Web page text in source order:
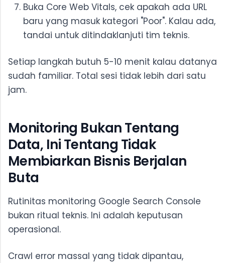
Buka Core Web Vitals, cek apakah ada URL
baru yang masuk kategori "Poor". Kalau ada,
tandai untuk ditindaklanjuti tim teknis.
Setiap langkah butuh 5-10 menit kalau datanya
sudah familiar. Total sesi tidak lebih dari satu
jam.
Monitoring Bukan Tentang
Data, Ini Tentang Tidak
Membiarkan Bisnis Berjalan
Buta
Rutinitas monitoring Google Search Console
bukan ritual teknis. Ini adalah keputusan
operasional.
Crawl error massal yang tidak dipantau,